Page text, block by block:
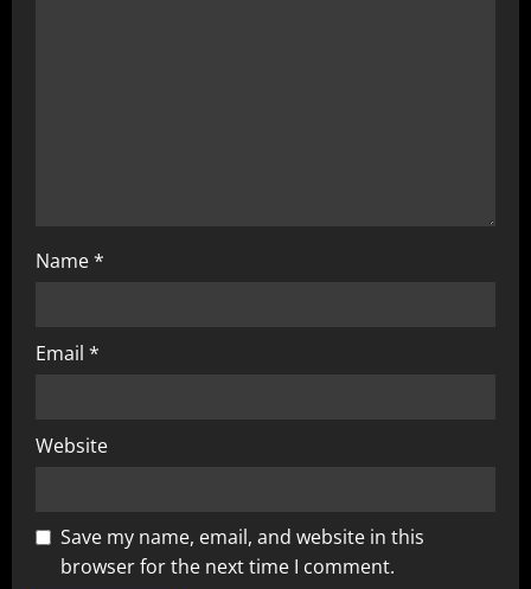
Name*
Email *
Website
Save my name, email, and website in this
browser for the next time I comment.